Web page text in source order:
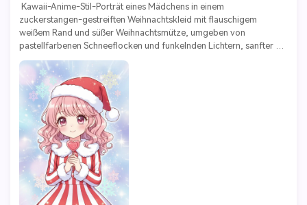
Kawaii-Anime-Stil-Porträt eines Mädchens in einem
zuckerstangen-gestreiften Weihnachtskleid mit flauschigem
weißem Rand und süßer Weihnachtsmütze, umgeben von
pastellfarbenen Schneeflocken und funkelnden Lichtern, sanfter